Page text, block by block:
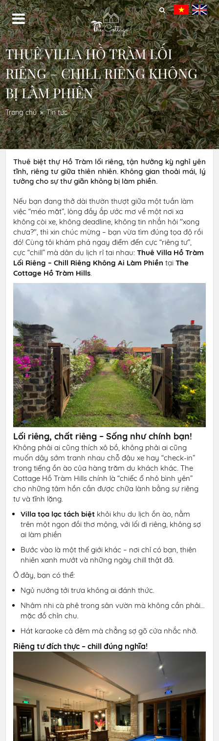
THUÊ VILLA HỒ TRÀM LỐI
RIÊNG – CHILL RIÊNG KHÔNG
BỊ LÀM PHIỀN
Trang chủ Tin tức
Thuê biệt thự Hồ Tràm lối riêng, tận hưởng kỳ nghỉ yên
tĩnh, riêng tư giữa thiên nhiên. Không gian thoải mái, lý
tưởng cho sự thư giãn không bị làm phiền.
Nếu bạn đang thở dài thườn thượt giữa một tuần làm
việc “méo mặt”, lòng đầy ắp ước mơ về một nơi xa
không còi xe, không deadline, không tin nhắn hỏi "xong
chưa?", thì xin chúc mừng – bạn vừa tìm đúng tọa độ rồi
đó! Cùng tôi khám phá ngay điểm đến cực “riêng tư”,
cực “chill” mà dân du lịch rỉ tai nhau:Thuê Villa Hồ Tràm
Lối Riêng – Chill Riêng Không Ai Làm Phiền tạiThe
Cottage Hồ Tràm Hills.
Lối riêng, chất riêng – Sống như chính bạn!
Không phải ai cũng thích xô bồ, không phải ai cũng
muốn dậy sớm tranh nhau chỗ đậu xe hay “check-in”
trong tiếng ồn ào của hàng trăm du khách khác. The
Cottage Hồ Tràm Hills chính là “chiếc ổ nhỏ bình yên”
cho những tâm hồn cần được chữa lành bằng sự riêng
tư và tĩnh lặng.
Villa tọa lạc tách biệt khỏi khu du lịch ồn ào, nằm
trên một ngọn đồi thơ mộng, với lối đi riêng, không sợ
ai làm phiền
Bước vào là một thế giới khác – nơi chỉ có bạn, thiên
nhiên xanh mướt và những ngày chill thật đã.
Ở đây, bạn có thể:
Ngủ nướng tới trưa không ai đánh thức.
Nhâm nhi cà phê trong sân vườn mà không cần phải…
mặc đồ chỉn chu.
Hát karaoke cả đêm mà chẳng sợ gõ cửa nhắc nhở.
Riêng tư đích thực – chill đúng nghĩa!